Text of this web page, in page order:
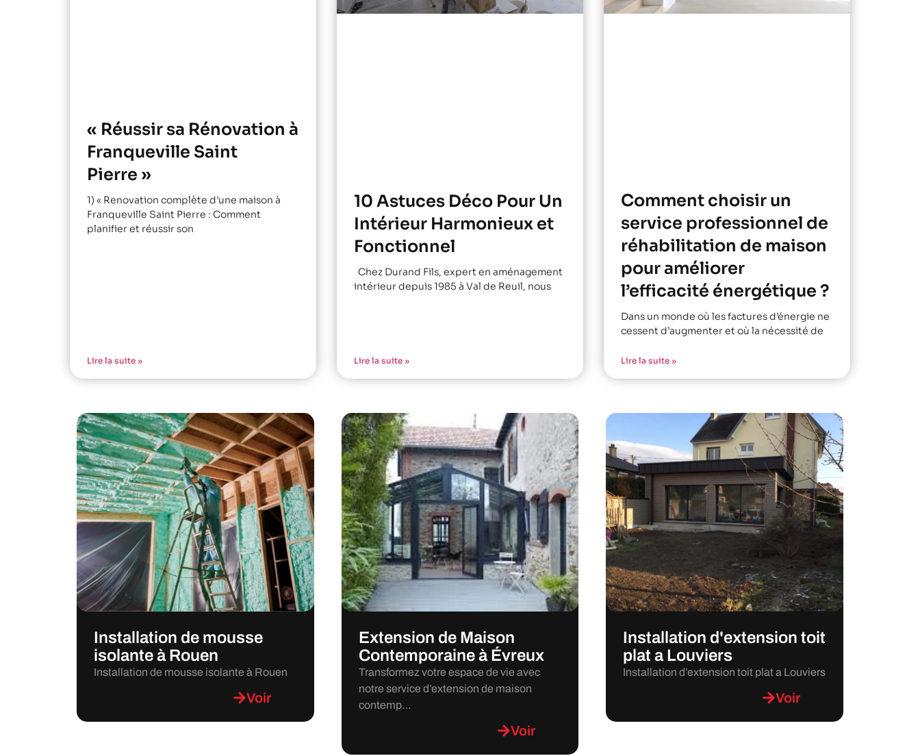
« Réussir sa Rénovation à
Franqueville Saint
Pierre »
1) « Renovation complète d’une maison à
Franqueville Saint Pierre : Comment
planifier et réussir son
Lire la suite »
10 Astuces Déco Pour Un
Intérieur Harmonieux et
Fonctionnel
Chez Durand Fils, expert en aménagement
intérieur depuis 1985 à Val de Reuil, nous
Lire la suite »
Comment choisir un
service professionnel de
réhabilitation de maison
pour améliorer
l’efficacité énergétique ?
Dans un monde où les factures d’énergie ne
cessent d’augmenter et où la nécessité de
Lire la suite »
Installation de mousse
isolante à Rouen
Installation de mousse isolante à Rouen
Voir
Extension de Maison
Contemporaine à Évreux
Transformez votre espace de vie avec
notre service d’extension de maison
contemp…
Voir
Installation d'extension toit
plat a Louviers
Installation d’extension toit plat a Louviers
Voir